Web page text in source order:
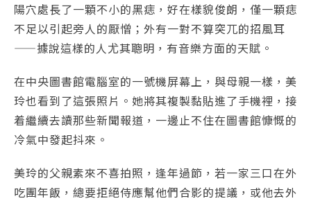
陽穴處長了一顆不小的黑痣，好在樣貌俊朗，僅一顆痣
不足以引起旁人的厭憎；外有一對不算突兀的招風耳
——據說這樣的人尤其聰明，有音樂方面的天賦。
在中央圖書館電腦室的一號機屏幕上，與母親一樣，美
玲也看到了這張照片。她將其複製黏貼進了手機裡，接
着繼續去讀那些新聞報道，一邊止不住在圖書館慷慨的
冷氣中發起抖來。
美玲的父親素來不喜拍照，逢年過節，若一家三口在外
吃團年飯，總要拒絕侍應幫他們合影的提議，或他去外